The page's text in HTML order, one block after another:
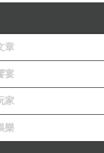
呀 飄 ！
己
章
宴
家
樂